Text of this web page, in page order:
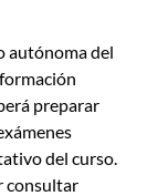
autónoma del
preparar
del curso.
consultar